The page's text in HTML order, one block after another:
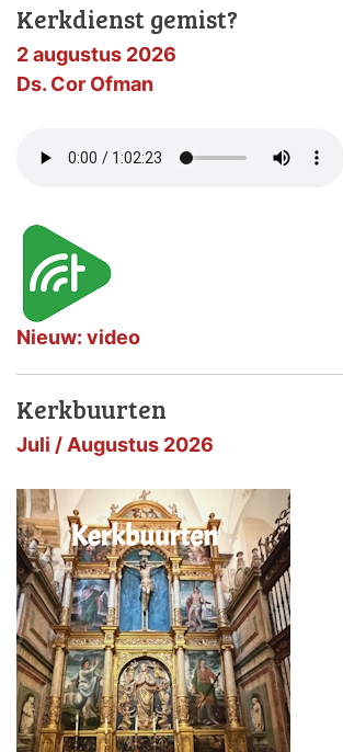
Kerkdienst gemist?
2 augustus 2026
Ds. Cor Ofman
Nieuw: video
Kerkbuurten
Juli / Augustus 2026